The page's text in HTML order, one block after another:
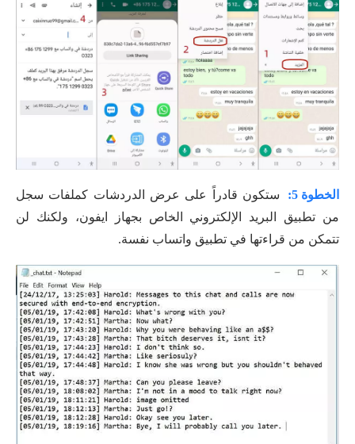
الخطوة 5:
ستكون قادراً على عرض الدردشات كملفات سجل
من تطبيق البريد الإلكتروني الخاص بجهاز ايفون، ولكنك لن
تتمكن من قراءتها في تطبيق واتساب نفسة.